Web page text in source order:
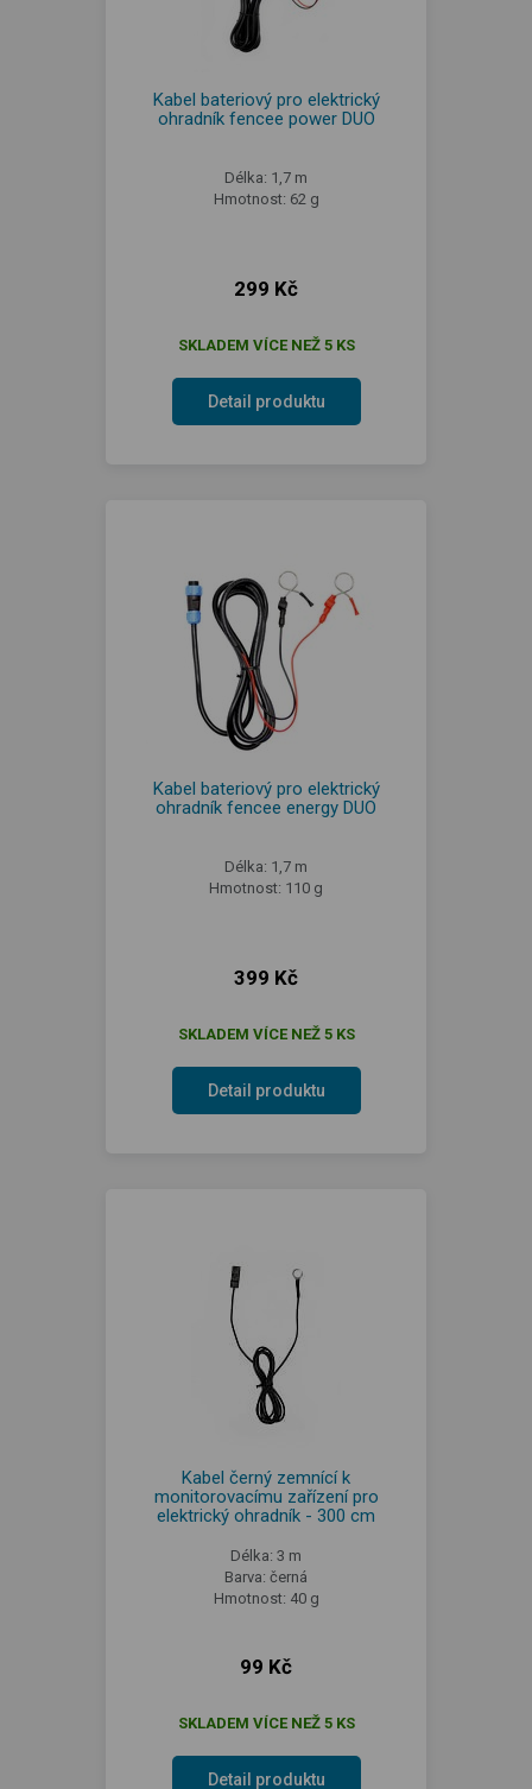
Kabel bateriový pro elektrický
ohradník fencee power DUO
Délka: 1,7 m
Hmotnost: 62 g
299 Kč
SKLADEM VÍCE NEŽ 5 KS
Detail produktu
Kabel bateriový pro elektrický
ohradník fencee energy DUO
Délka: 1,7 m
Hmotnost: 110 g
399 Kč
SKLADEM VÍCE NEŽ 5 KS
Detail produktu
Kabel černý zemnící k
monitorovacímu zařízení pro
elektrický ohradník - 300 cm
Délka: 3 m
Barva: černá
Hmotnost: 40 g
99 Kč
SKLADEM VÍCE NEŽ 5 KS
Detail produktu